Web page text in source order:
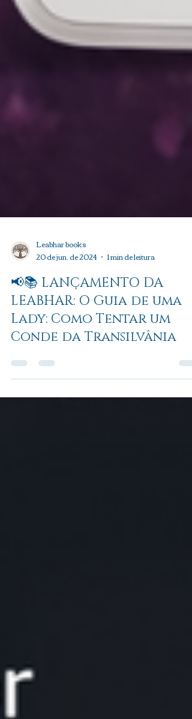
20 de jun. de 2024
1 min de leitura
📢📚 LANÇAMENTO DA
LEABHAR: O Guia de uma
Lady: Como Tentar um
Conde da Transilvânia